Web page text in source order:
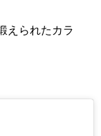
えられたカラ